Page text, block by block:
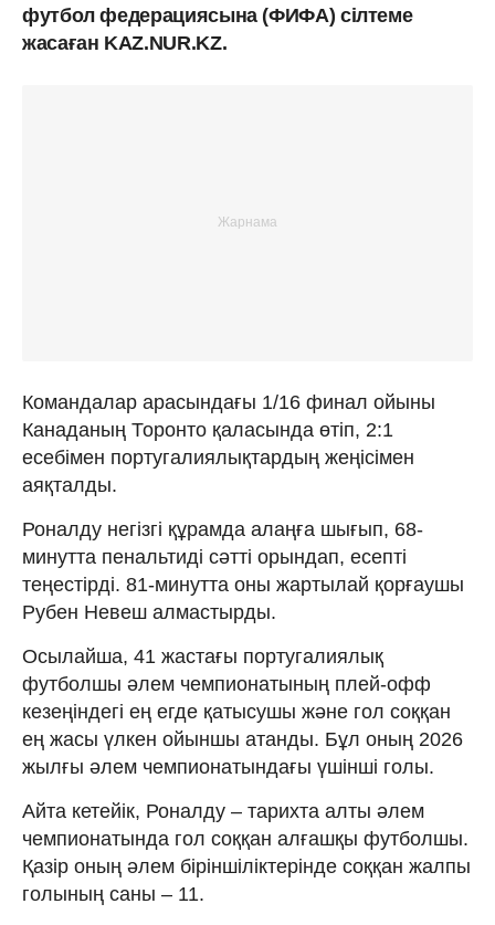
футбол федерациясына (ФИФА) сілтеме
жасаған KAZ.NUR.KZ.
Командалар арасындағы 1/16 финал ойыны
Канаданың Торонто қаласында өтіп, 2:1
есебімен португалиялықтардың жеңісімен
аяқталды.
Роналду негізгі құрамда алаңға шығып, 68-
минутта пенальтиді сәтті орындап, есепті
теңестірді. 81-минутта оны жартылай қорғаушы
Рубен Невеш алмастырды.
Осылайша, 41 жастағы португалиялық
футболшы әлем чемпионатының плей-офф
кезеңіндегі ең егде қатысушы және гол соққан
ең жасы үлкен ойыншы атанды. Бұл оның 2026
жылғы әлем чемпионатындағы үшінші голы.
Айта кетейік, Роналду – тарихта алты әлем
чемпионатында гол соққан алғашқы футболшы.
Қазір оның әлем біріншіліктерінде соққан жалпы
голының саны – 11.